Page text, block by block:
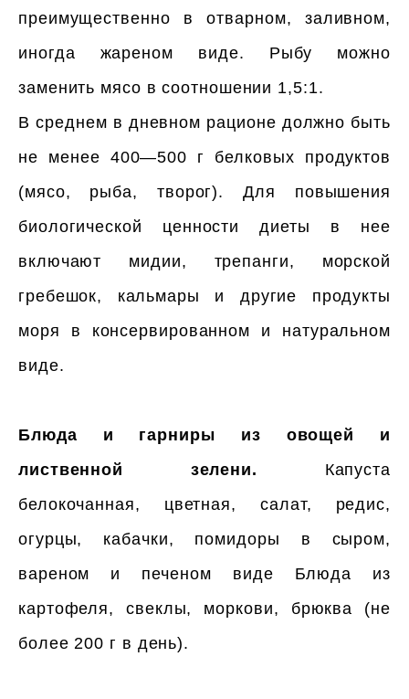
преимущественно в отварном, заливном,
иногда жареном виде. Рыбу можно
заменить мясо в соотношении 1,5:1.
В среднем в дневном рационе должно быть
не менее 400—500 г белковых продуктов
(мясо, рыба, творог). Для повышения
биологической ценности диеты в нее
включают мидии, трепанги, морской
гребешок, кальмары и другие продукты
моря в консервированном и натуральном
виде.
Блюда и гарниры из овощей и
лиственной зелени. Капуста
белокочанная, цветная, салат, редис,
огурцы, кабачки, помидоры в сыром,
вареном и печеном виде Блюда из
картофеля, свеклы, моркови, брюква (не
более 200 г в день).